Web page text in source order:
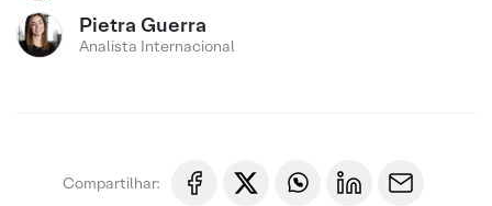
Pietra Guerra
Analista Internacional
Compartilhar: